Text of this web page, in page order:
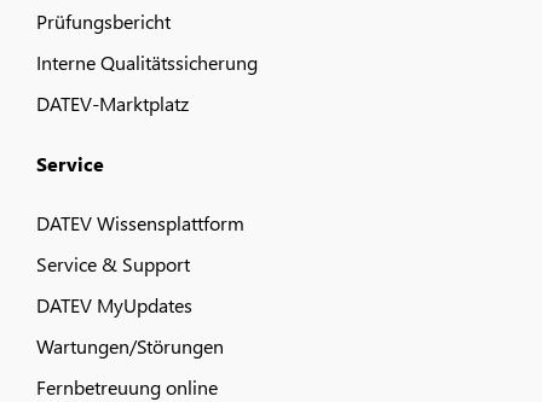
Prüfungsbericht
Interne Qualitätssicherung
DATEV-Marktplatz
Service
DATEV Wissensplattform
Service & Support
DATEV MyUpdates
Wartungen/Störungen
Fernbetreuung online